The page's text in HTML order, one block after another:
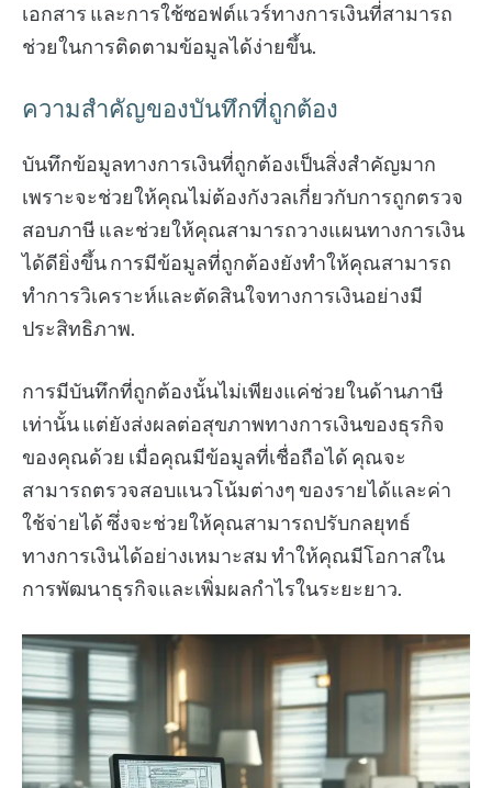
เอกสาร และการใช้ซอฟต์แวร์ทางการเงินที่สามารถ
ช่วยในการติดตามข้อมูลได้ง่ายขึ้น.
ความสำคัญของบันทึกที่ถูกต้อง
บันทึกข้อมูลทางการเงินที่ถูกต้องเป็นสิ่งสำคัญมาก
เพราะจะช่วยให้คุณไม่ต้องกังวลเกี่ยวกับการถูกตรวจ
สอบภาษี และช่วยให้คุณสามารถวางแผนทางการเงิน
ได้ดียิ่งขึ้น การมีข้อมูลที่ถูกต้องยังทำให้คุณสามารถ
ทำการวิเคราะห์และตัดสินใจทางการเงินอย่างมี
ประสิทธิภาพ.
การมีบันทึกที่ถูกต้องนั้นไม่เพียงแค่ช่วยในด้านภาษี
เท่านั้น แต่ยังส่งผลต่อสุขภาพทางการเงินของธุรกิจ
ของคุณด้วย เมื่อคุณมีข้อมูลที่เชื่อถือได้ คุณจะ
สามารถตรวจสอบแนวโน้มต่างๆ ของรายได้และค่า
ใช้จ่ายได้ ซึ่งจะช่วยให้คุณสามารถปรับกลยุทธ์
ทางการเงินได้อย่างเหมาะสม ทำให้คุณมีโอกาสใน
การพัฒนาธุรกิจและเพิ่มผลกำไรในระยะยาว.